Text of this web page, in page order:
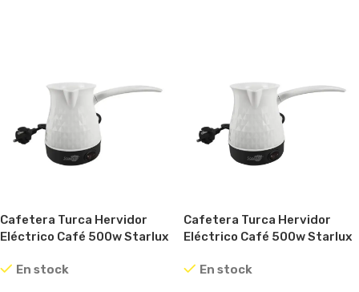
Cafetera Turca Hervidor
Eléctrico Café 500w Starlux
En stock
Cafetera Turca Hervidor
Eléctrico Café 500w Starlux
En stock